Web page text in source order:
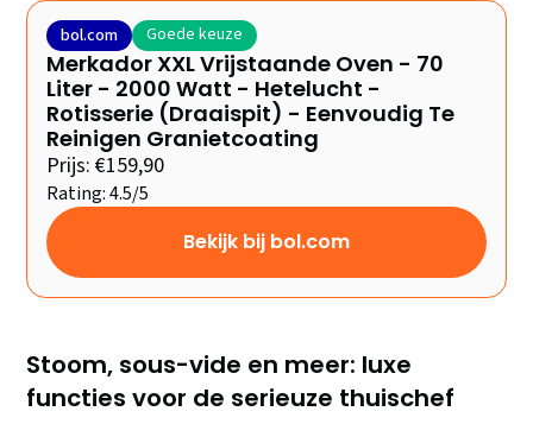
bol.com Goede keuze
Merkador XXL Vrijstaande Oven - 70
Liter - 2000 Watt - Hetelucht -
Rotisserie (Draaispit) - Eenvoudig Te
Reinigen Granietcoating
Prijs: €159,90
Rating: 4.5/5
Bekijk bij bol.com
Stoom, sous-vide en meer: luxe
functies voor de serieuze thuischef